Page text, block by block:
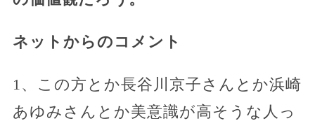
ネットからのコメント
1、この方とか長谷川京子さんとか浜崎
あゆみさんとか美意識が高そうな人っ